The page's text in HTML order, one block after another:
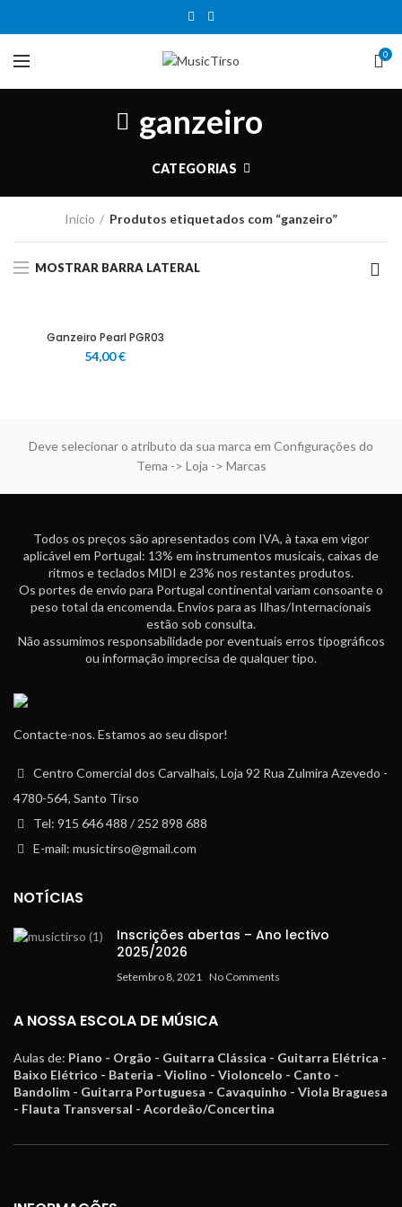
0
ganzeiro
CATEGORIAS
Início Produtos etiquetados com “ganzeiro”
MOSTRAR BARRA LATERAL
Ganzeiro Pearl PGR03
54,00€
Deve selecionar o atributo da sua marca em Configurações do
Tema -> Loja -> Marcas
Todos os preços são apresentados com IVA, à taxa em vigor
aplicável em Portugal: 13% em instrumentos musicais, caixas de
ritmos e teclados MIDI e 23% nos restantes produtos.
Os portes de envio para Portugal continental variam consoante o
peso total da encomenda. Envios para as Ilhas/Internacionais
estão sob consulta.
Não assumimos responsabilidade por eventuais erros tipográficos
ou informação imprecisa de qualquer tipo.
Contacte-nos. Estamos ao seu dispor!
Centro Comercial dos Carvalhais, Loja 92 Rua Zulmira Azevedo -
4780-564, Santo Tirso
Tel: 915 646 488 / 252 898 688
E-mail: musictirso@gmail.com
NOTÍCIAS
Inscrições abertas – Ano lectivo
2025/2026
Setembro 8, 2021 No Comments
A NOSSA ESCOLA DE MÚSICA
Aulas de: Piano - Orgão - Guitarra Clássica - Guitarra Elétrica -
Baixo Elétrico - Bateria - Violino - Violoncelo - Canto -
Bandolim - Guitarra Portuguesa - Cavaquinho - Viola Braguesa
- Flauta Transversal - Acordeão/Concertina